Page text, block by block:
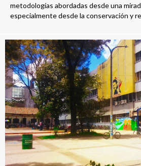
metodologías abordadas desde una
especialmente desde la conservación y